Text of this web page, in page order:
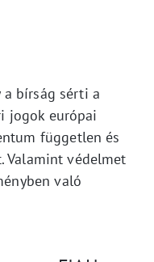
bírság sérti a
jogok európai
független és
Valamint védelmet
való